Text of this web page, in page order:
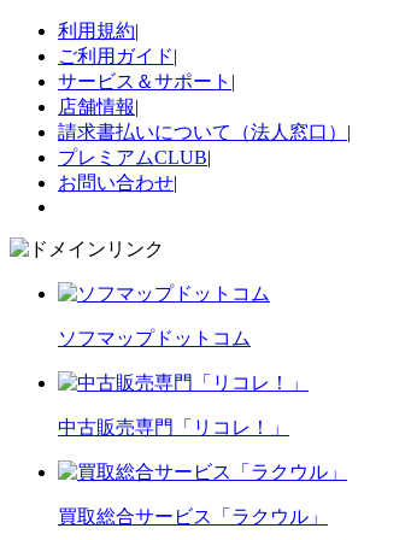
利用規約|
ご利用ガイド|
サービス＆サポート |
店舗情報|
請求書払いについて（法人窓口） |
プレミアムCLUB|
お問い合わせ|
ソフマップドットコム
中古販売専門「リコレ！」
買取総合サービス「ラクウル」